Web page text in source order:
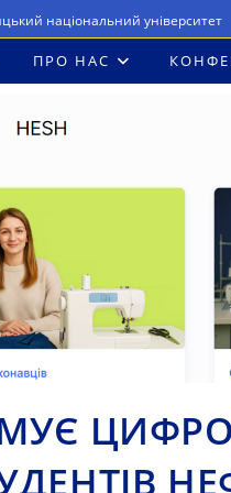
національний університет
ПРО НАС